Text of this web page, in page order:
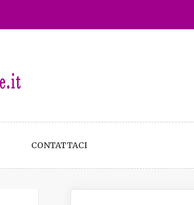
CONTATTACI